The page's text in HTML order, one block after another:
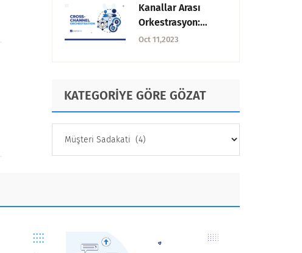
Kanallar Arası
Orkestrasyon:
Nedir ve Nasıl
Oct 11,2023
KATEGORİYE GÖRE GÖZAT
GÖRE
GÖZAT